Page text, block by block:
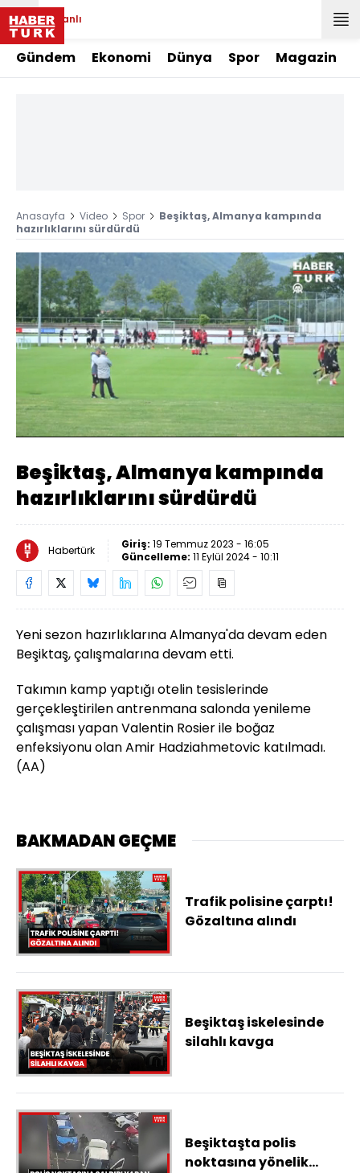
Canlı
Gündem Ekonomi Dünya Spor Magazin
Anasayfa Video Spor
Beşiktaş, Almanya kampında
hazırlıklarını sürdürdü
Sesi
Aç
Yüklendi
46.65%
Oynatma
Hızı
Beşiktaş, Almanya kampında
hazırlıklarını sürdürdü
Habertürk Giriş: 19 Temmuz 2023 - 16:05
Güncelleme: 11 Eylül 2024 - 10:11
Yeni sezon hazırlıklarına Almanya'da devam eden
Beşiktaş, çalışmalarına devam etti.
Takımın kamp yaptığı otelin tesislerinde
gerçekleştirilen antrenmana salonda yenileme
çalışması yapan Valentin Rosier ile boğaz
enfeksiyonu olan Amir Hadziahmetovic katılmadı.
(AA)
BAKMADAN GEÇME
Trafik polisine çarptı!
Gözaltına alındı
Beşiktaş iskelesinde
silahlı kavga
Beşiktaşta polis
noktasına yönelik